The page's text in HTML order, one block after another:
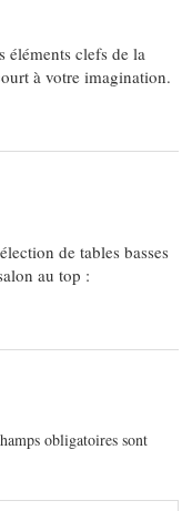
éléments clefs de la
à votre imagination.
de tables basses
au top :
obligatoires sont